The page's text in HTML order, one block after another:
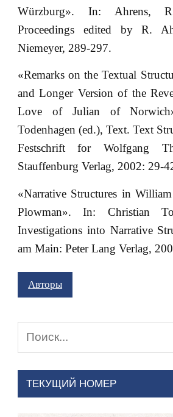
Würzburg». In: Ahrens,
Proceedings edited by R.
Niemeyer, 289-297.
«Remarks on the Textual
and Longer Version of the
Love of Julian of
Todenhagen (ed.), Text. Text
Festschrift for Wolfgang
Stauffenburg Verlag, 2002: 29-
«Narrative Structures in
Plowman». In: Christian
Investigations into Narrative
am Main: Peter Lang Verlag,
Авторы
ТЕКУЩИЙ НОМЕР